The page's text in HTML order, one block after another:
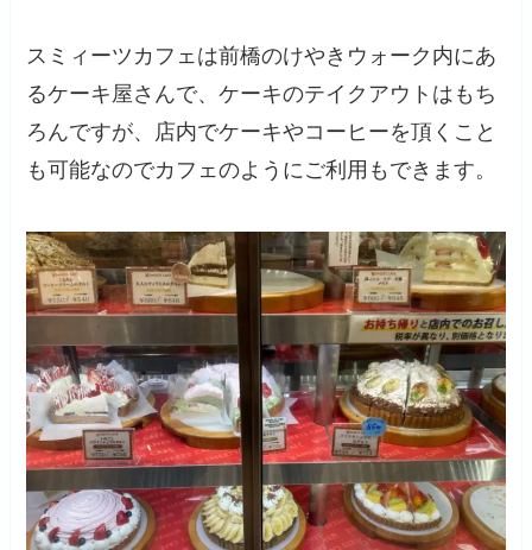
スミィーツカフェは前橋のけやきウォーク内にあ
るケーキ屋さんで、ケーキのテイクアウトはもち
ろんですが、店内でケーキやコーヒーを頂くこと
も可能なのでカフェのようにご利用もできます。